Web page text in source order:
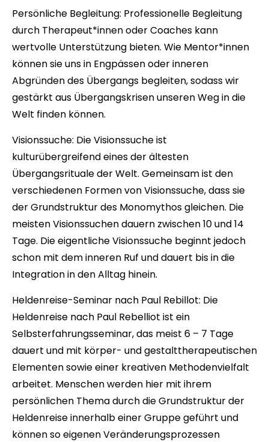
Persönliche Begleitung: Professionelle Begleitung
durch Therapeut*innen oder Coaches kann
wertvolle Unterstützung bieten. Wie Mentor*innen
können sie uns in Engpässen oder inneren
Abgründen des Übergangs begleiten, sodass wir
gestärkt aus Übergangskrisen unseren Weg in die
Welt finden können.
Visionssuche: Die Visionssuche ist
kulturübergreifend eines der ältesten
Übergangsrituale der Welt. Gemeinsam ist den
verschiedenen Formen von Visionssuche, dass sie
der Grundstruktur des Monomythos gleichen. Die
meisten Visionssuchen dauern zwischen 10 und 14
Tage. Die eigentliche Visionssuche beginnt jedoch
schon mit dem inneren Ruf und dauert bis in die
Integration in den Alltag hinein.
Heldenreise-Seminar nach Paul Rebillot: Die
Heldenreise nach Paul Rebelliot ist ein
Selbsterfahrungsseminar, das meist 6 – 7 Tage
dauert und mit körper- und gestalttherapeutischen
Elementen sowie einer kreativen Methodenvielfalt
arbeitet. Menschen werden hier mit ihrem
persönlichen Thema durch die Grundstruktur der
Heldenreise innerhalb einer Gruppe geführt und
können so eigenen Veränderungsprozessen